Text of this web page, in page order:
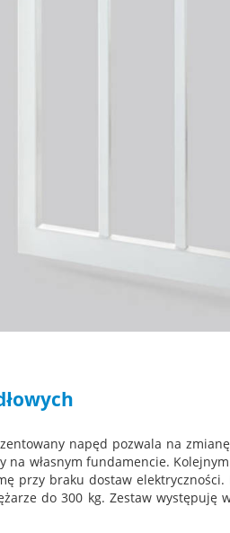
napęd pozwala na
na własnym fundamencie.
przy braku dostaw elektryczności.
do 300 kg. Zestaw występuję